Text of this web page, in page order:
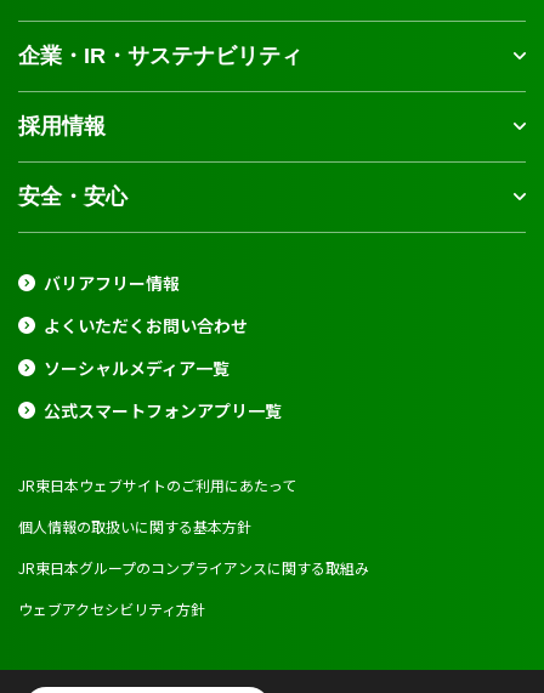
企業・IR・サステナビリティ
採用情報
安全・安心
バリアフリー情報
よくいただくお問い合わせ
ソーシャルメディア一覧
公式スマートフォンアプリ一覧
JR東日本ウェブサイトのご利用にあたって
個人情報の取扱いに関する基本方針
JR東日本グループのコンプライアンスに関する取組み
ウェブアクセシビリティ方針